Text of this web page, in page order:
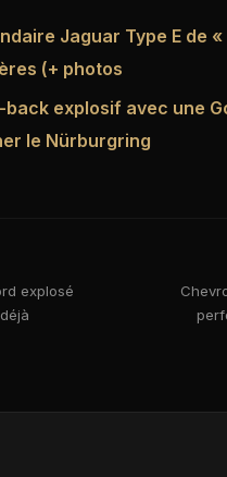
Jaguar Type E de
(+ photos
back explosif avec une
le Nürburgring
explosé